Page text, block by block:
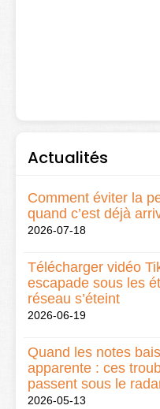
Actualités
Comment éviter la
quand c’est déjà
2026-07-18
Télécharger vidéo
escapade sous les
réseau s’éteint
2026-06-19
Quand les notes
apparente : ces
passent sous le
2026-05-13